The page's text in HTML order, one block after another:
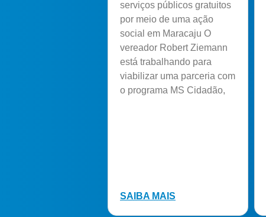
serviços públicos gratuitos
por meio de uma ação
social em Maracaju O
vereador Robert Ziemann
está trabalhando para
viabilizar uma parceria com
o programa MS Cidadão,
SAIBA MAIS